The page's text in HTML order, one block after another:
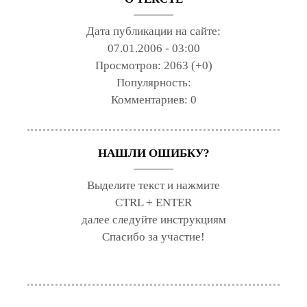
Дата публикации на сайте:
07.01.2006 - 03:00
Просмотров: 2063 (+0)
Популярность:
Комментариев: 0
НАШЛИ ОШИБКУ?
Выделите текст и нажмите
CTRL + ENTER
далее следуйте инструкциям
Спасибо за участие!